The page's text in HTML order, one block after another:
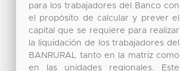
para los trabajadores del Banco con
el propósito de calcular y prever el
capital que se requiere para realizar
la liquidación de los trabajadores del
BANRURAL tanto en la matriz como
en las unidades regionales. Este